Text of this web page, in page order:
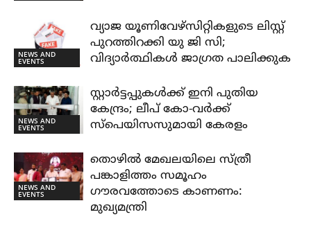
NEWS AND
EVENTS
വ്യാജ യൂണിവേഴ്സിറ്റികളുടെ ലിസ്റ്റ്
പുറത്തിറക്കി യു ജി സി;
വിദ്യാർത്ഥികൾ ജാഗ്രത പാലിക്കുക
NEWS AND
EVENTS
സ്റ്റാർട്ടപ്പുകൾക്ക് ഇനി പുതിയ
കേന്ദ്രം; ലീപ് കോ-വർക്ക്
സ്പെയിസസുമായി കേരളം
NEWS AND
EVENTS
തൊഴിൽ മേഖലയിലെ സ്ത്രീ
പങ്കാളിത്തം സമൂഹം
ഗൗരവത്തോടെ കാണണം:
മുഖ്യമന്ത്രി